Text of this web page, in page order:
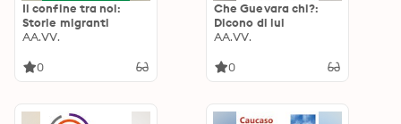
Il confine tra noi:
Storie migranti
AA.VV.
0
Che Guevara chi?:
Dicono di lui
AA.VV.
0